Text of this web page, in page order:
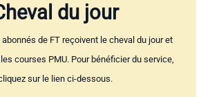
du jour
abonnés de FT reçoivent le cheval du jour et
courses PMU. Pour bénéficier du service,
sur le lien ci-dessous.